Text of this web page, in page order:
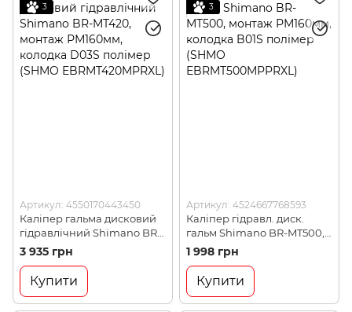
3
Артикул: 4550170443450
Каліпер гальма дисковий
гідравлічний Shimano BR-
MT420, монтаж РМ160мм,
колодка D03S полімер
(SHMO EBRMT420MPRXL)
3 935 грн
Купити
3
Артикул: 4524667768593
Каліпер гідравл. диск.
гальм Shimano BR-MT500,
монтаж РМ160мм, колодка
B01S полімер (SHMO
EBRMT500MPPRXL)
1 998 грн
Купити